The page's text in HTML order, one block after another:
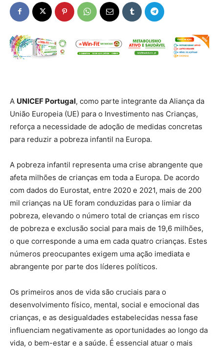
A UNICEF Portugal, como parte integrante da Aliança da
União Europeia (UE) para o Investimento nas Crianças,
reforça a necessidade de adoção de medidas concretas
para reduzir a pobreza infantil na Europa.
A pobreza infantil representa uma crise abrangente que
afeta milhões de crianças em toda a Europa. De acordo
com dados do Eurostat, entre 2020 e 2021, mais de 200
mil crianças na UE foram conduzidas para o limiar da
pobreza, elevando o número total de crianças em risco
de pobreza e exclusão social para mais de 19,6 milhões,
o que corresponde a uma em cada quatro crianças. Estes
números preocupantes exigem uma ação imediata e
abrangente por parte dos líderes políticos.
Os primeiros anos de vida são cruciais para o
desenvolvimento físico, mental, social e emocional das
crianças, e as desigualdades estabelecidas nessa fase
influenciam negativamente as oportunidades ao longo da
vida, o bem-estar e a saúde. É essencial atuar o mais